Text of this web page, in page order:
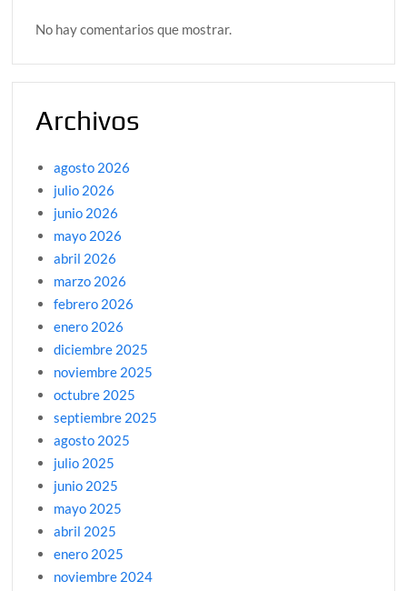
No hay comentarios que mostrar.
Archivos
agosto 2026
julio 2026
junio 2026
mayo 2026
abril 2026
marzo 2026
febrero 2026
enero 2026
diciembre 2025
noviembre 2025
octubre 2025
septiembre 2025
agosto 2025
julio 2025
junio 2025
mayo 2025
abril 2025
enero 2025
noviembre 2024